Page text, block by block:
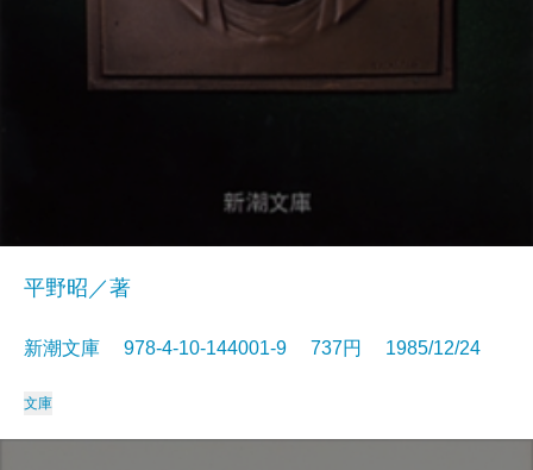
平野昭／著
新潮文庫 978-4-10-144001-9 737円 1985/12/24
文庫